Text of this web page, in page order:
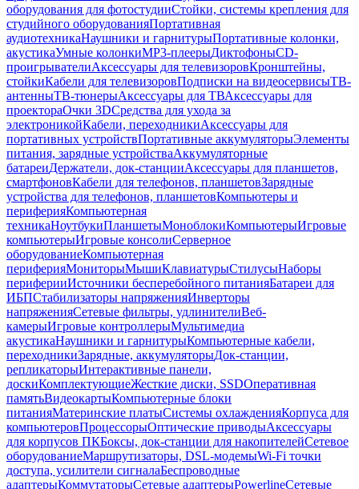
оборудования для фотостудииСтойки, системы крепления для
студийного оборудованияПортативная
аудиотехникаНаушники и гарнитурыПортативные колонки,
акустикаУмные колонкиMP3-плеерыДиктофоныCD-
проигрывателиАксессуары для телевизоровКронштейны,
стойкиКабели для телевизоровПодписки на видеосервисыТВ-
антенныТВ-тюнерыАксессуары для ТВАксессуары для
проектораОчки 3DСредства для ухода за
электроникойКабели, переходникиАксессуары для
портативных устройствПортативные аккумуляторыЭлементы
питания, зарядные устройстваАккумуляторные
батареиДержатели, док-станцииАксессуары для планшетов,
смартфоновКабели для телефонов, планшетовЗарядные
устройства для телефонов, планшетовКомпьютеры и
периферияКомпьютерная
техникаНоутбукиПланшетыМоноблокиКомпьютерыИгровые
компьютерыИгровые консолиСерверное
оборудованиеКомпьютерная
периферияМониторыМышиКлавиатурыСтилусыНаборы
периферииИсточники бесперебойного питанияБатареи для
ИБПСтабилизаторы напряженияИнверторы
напряженияСетевые фильтры, удлинителиВеб-
камерыИгровые контроллерыМультимедиа
акустикаНаушники и гарнитурыКомпьютерные кабели,
переходникиЗарядные, аккумуляторыДок-станции,
репликаторыИнтерактивные панели,
доскиКомплектующиеЖесткие диски, SSDОперативная
памятьВидеокартыКомпьютерные блоки
питанияМатеринские платыСистемы охлажденияКорпуса для
компьютеровПроцессорыОптические приводыАксессуары
для корпусов ПКБоксы, док-станции для накопителейСетевое
оборудованиеМаршрутизаторы, DSL-модемыWi-Fi точки
доступа, усилители сигналаБеспроводные
адаптерыКоммутаторыСетевые адаптерыPowerlineСетевые